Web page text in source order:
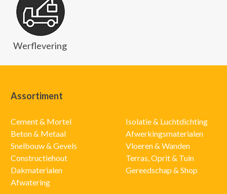
Werflevering
Assortiment
Cement & Mortel
Beton & Metaal
Snelbouw & Gevels
Constructiehout
Dakmaterialen
Afwatering
Isolatie & Luchtdichting
Afwerkingsmaterialen
Vloeren & Wanden
Terras, Oprit & Tuin
Gereedschap & Shop